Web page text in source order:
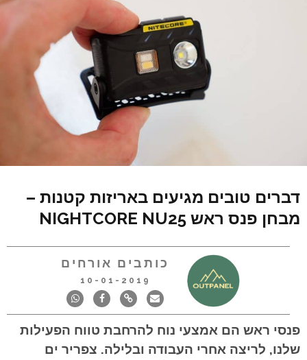
דברים טובים מגיעים באריזות קטנות –
מבחן פנס ראש NIGHTCORE NU25
כותבים אורחים
10-01-2019
פנסי ראש הם אמצעי נוח להרחבת טווח הפעילות
שלנו, לריצה אחרי העבודה ובלילה. צפריר ים